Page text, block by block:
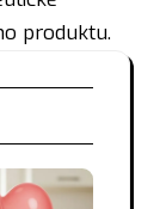
produktu.